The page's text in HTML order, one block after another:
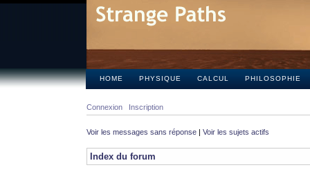
HOME PHYSIQUE CALCUL PHILOSOPHIE
Connexion Inscription
Voir les messages sans réponse | Voir les sujets actifs
Index du forum